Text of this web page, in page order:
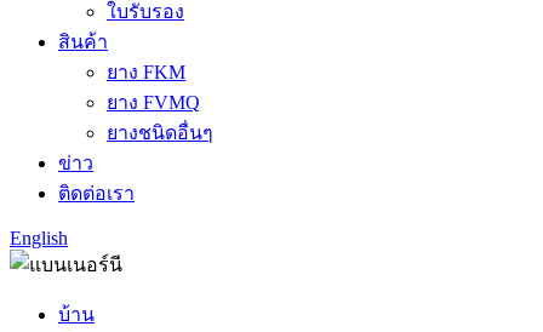
ใบรับรอง
สินค้า
ยาง FKM
ยาง FVMQ
ยางชนิดอื่นๆ
ข่าว
ติดต่อเรา
English
บ้าน